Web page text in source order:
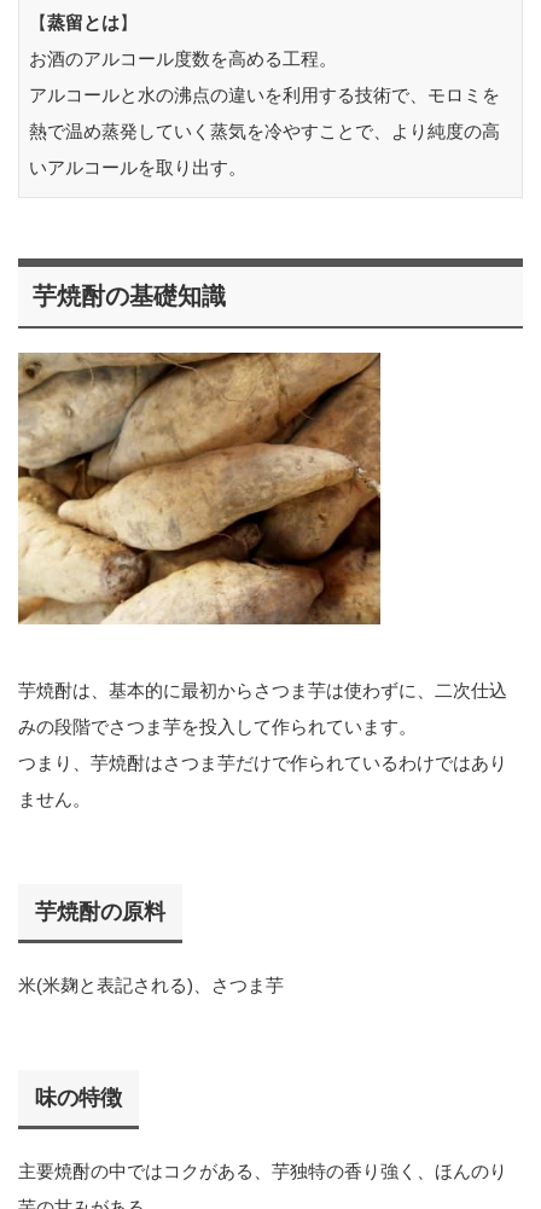
【蒸留とは】
お酒のアルコール度数を高める工程。
アルコールと水の沸点の違いを利用する技術で、モロミを
熱で温め蒸発していく蒸気を冷やすことで、より純度の高
いアルコールを取り出す。
芋焼酎の基礎知識
芋焼酎は、基本的に最初からさつま芋は使わずに、二次仕込
みの段階でさつま芋を投入して作られています。
つまり、芋焼酎はさつま芋だけで作られているわけではあり
ません。
芋焼酎の原料
米(米麹と表記される)、さつま芋
味の特徴
主要焼酎の中ではコクがある、芋独特の香り強く、ほんのり